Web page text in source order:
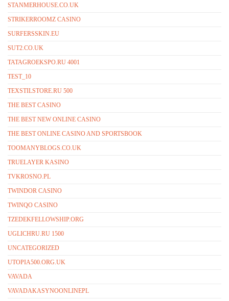
STANMERHOUSE.CO.UK
STRIKERROOMZ CASINO
SURFERSSKIN.EU
SUT2.CO.UK
TATAGROEKSPO.RU 4001
TEST_10
TEXSTILSTORE.RU 500
THE BEST CASINO
THE BEST NEW ONLINE CASINO
THE BEST ONLINE CASINO AND SPORTSBOOK
TOOMANYBLOGS.CO.UK
TRUELAYER KASINO
TVKROSNO.PL
TWINDOR CASINO
TWINQO CASINO
TZEDEKFELLOWSHIP.ORG
UGLICHRU.RU 1500
UNCATEGORIZED
UTOPIA500.ORG.UK
VAVADA
VAVADAKASYNOONLINEPL